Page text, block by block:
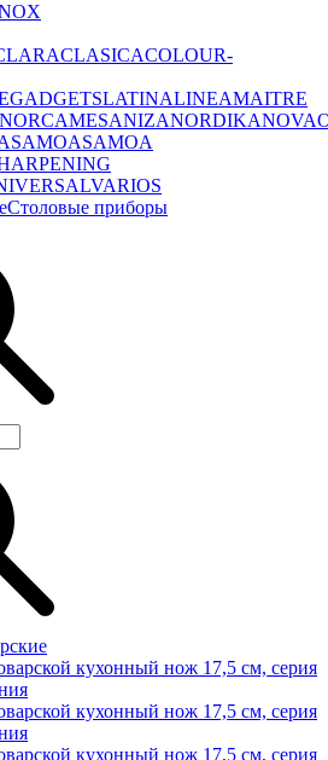
CLASICACOLOUR-
GADGETSLATINALINEAMAITRE
MESANIZANORDIKANOVA
SAMOASAMOA
VARIOS
Столовые приборы